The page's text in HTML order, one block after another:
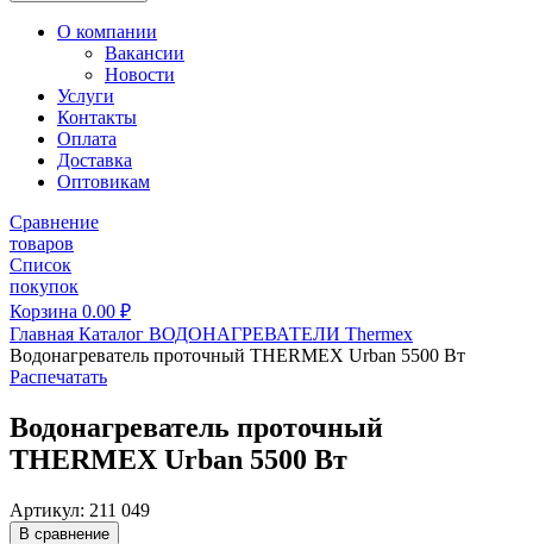
О компании
Вакансии
Новости
Услуги
Контакты
Оплата
Доставка
Оптовикам
Сравнение
товаров
Список
покупок
Корзина 0.00 ₽
Главная Каталог ВОДОНАГРЕВАТЕЛИ Thermex
Водонагреватель проточный THERMEX Urban 5500 Вт
Распечатать
Водонагреватель проточный
THERMEX Urban 5500 Вт
Артикул: 211 049
В сравнение